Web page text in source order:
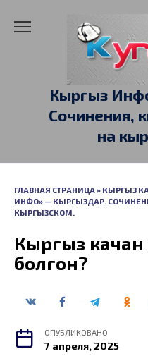
Кыргыз
Сочинения,
на
ГЛАВНАЯ СТРАНИЦА» КЫРГЫЗ
ИНФО» — КЫРГЫЗДАР.
КЫРГЫЗСКОМ.
Кыргыз
болгон?
ОПУБЛИКОВАНО
7 апреля, 2025